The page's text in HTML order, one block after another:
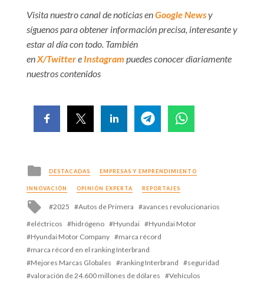
Visita nuestro canal de noticias enGoogle Newsy
síguenos para obtener información precisa, interesante y
estar al día con todo. También
en X/Twittere Instagram puedes conocer diariamente
nuestros contenidos
Posted
in
DESTACADAS EMPRESAS Y EMPRENDIMIENTO
INNOVACIÓN OPINIÓN EXPERTA REPORTAJES
Tagged
with
2025 Autos de Primera
avances revolucionarios
eléctricos
hidrógeno Hyundai
Hyundai Motor
Hyundai Motor Company
marca récord
marca récord en el ranking Interbrand
Mejores Marcas Globales
ranking Interbrand
seguridad
valoración de 24.600 millones de dólares
Vehículos